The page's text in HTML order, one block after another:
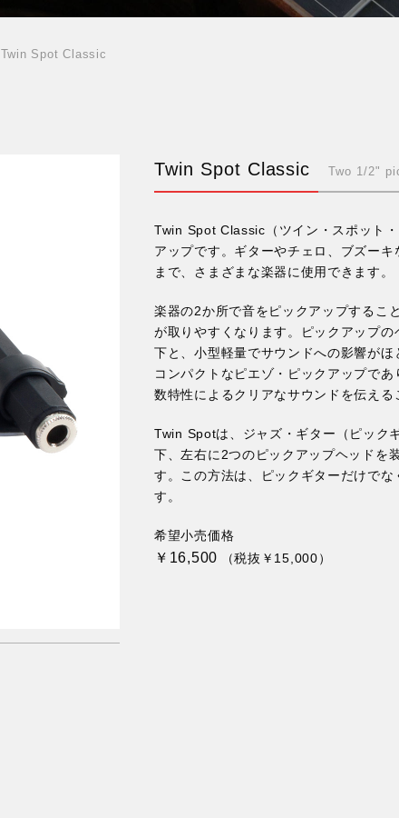
Twin Spot Classic
Twin Spot Classic Two 1/2"
Twin Spot Classic（ツイン・スポット
アップです。ギターやチェロ、ブズー
まで、さまざまな楽器に使用できます。
楽器の2か所で音をピックアップするこ
が取りやすくなります。ピックアップ
下と、小型軽量でサウンドへの影響がほ
コンパクトなピエゾ・ピックアップで
数特性によるクリアなサウンドを伝える
Twin Spotは、ジャズ・ギター（ピック
下、左右に2つのピックアップヘッドを
す。この方法は、ピックギターだけで
す。
希望小売価格
￥16,500 （税抜￥15,000）